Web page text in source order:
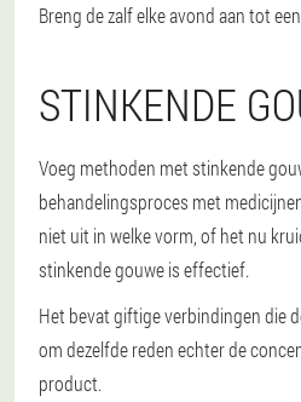
Breng de zalf elke avond aan tot
STINKENDE
Voeg methoden met stinkende
behandelingsproces met
niet uit in welke vorm, of het nu
stinkende gouwe is effectief.
Het bevat giftige verbindingen die
om dezelfde reden echter de
product.